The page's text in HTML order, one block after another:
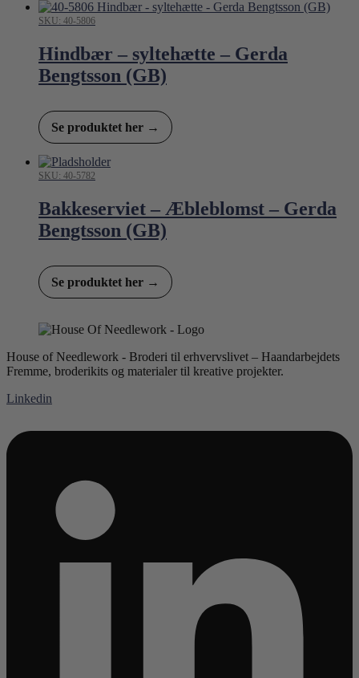
SKU: 40-5806
Hindbær – syltehætte – Gerda
Bengtsson (GB)
Se produktet her →
SKU: 40-5782
Bakkeserviet – Æbleblomst – Gerda
Bengtsson (GB)
Se produktet her →
House of Needlework - Broderi til erhvervslivet – Haandarbejdets
Fremme, broderikits og materialer til kreative projekter.
Linkedin